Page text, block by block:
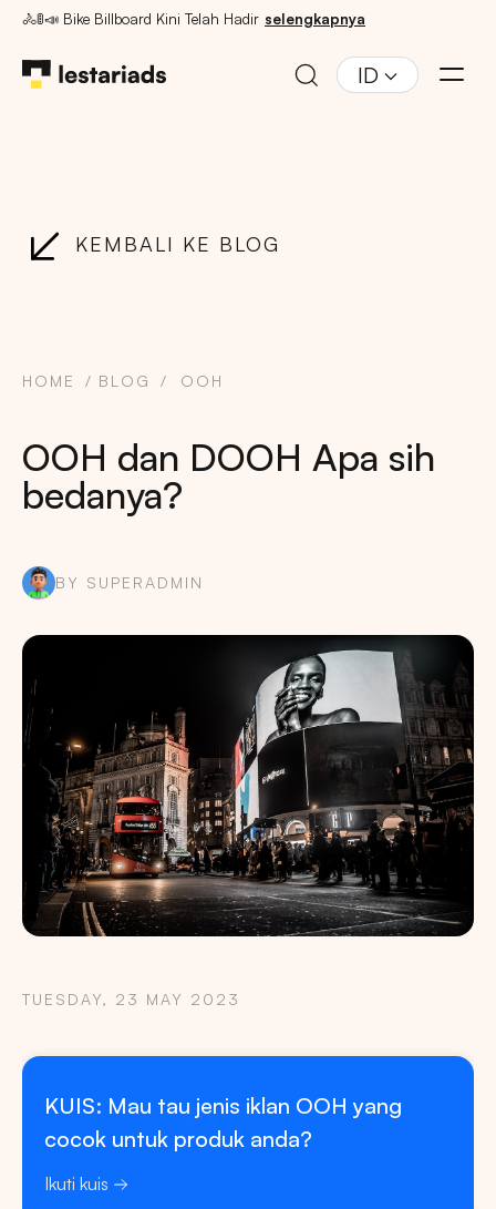
🚴🚦📣 Bike Billboard Kini Telah Hadir selengkapnya
ID
KEMBALI KE BLOG
HOME BLOG OOH
OOH dan DOOH Apa sih
bedanya?
BY SUPERADMIN
TUESDAY, 23 MAY 2023
KUIS: Mau tau jenis iklan OOH yang
cocok untuk produk anda?
Ikuti kuis